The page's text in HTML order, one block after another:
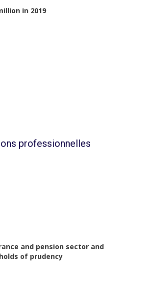
in 2019
professionnelles
and pension sector and
of prudency